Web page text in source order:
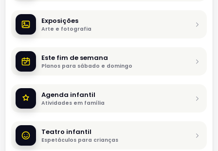
Exposições
Arte e fotografia
Este fim de semana
Planos para sábado e domingo
Agenda infantil
Atividades em família
Teatro infantil
Espetáculos para crianças